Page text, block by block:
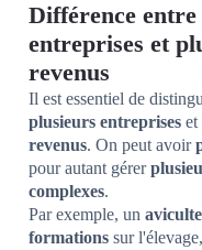
Différence
entreprises et
revenus
Il est essentiel de
plusieurs entreprises et
revenus. On peut avoir
pour autant gérer
complexes.
Par exemple, un
formations sur